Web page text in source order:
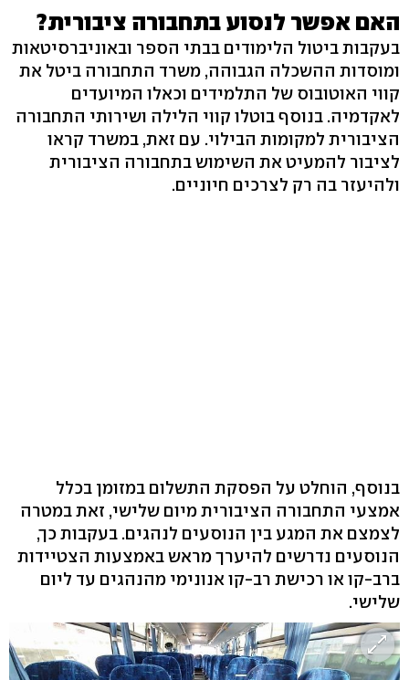
האם אפשר לנסוע בתחבורה ציבורית?
בעקבות ביטול הלימודים בבתי הספר ובאוניברסיטאות
ומוסדות ההשכלה הגבוהה, משרד התחבורה ביטל את
קווי האוטובוס של התלמידים וכאלו המיועדים
לאקדמיה. בנוסף בוטלו קווי הלילה ושירותי התחבורה
הציבורית למקומות הבילוי. עם זאת, במשרד קראו
לציבור להמעיט את השימוש בתחבורה הציבורית
ולהיעזר בה רק לצרכים חיוניים.
בנוסף, הוחלט על הפסקת התשלום במזומן בכלל
אמצעי התחבורה הציבורית מיום שלישי, זאת במטרה
לצמצם את המגע בין הנוסעים לנהגים. בעקבות כך,
הנוסעים נדרשים להיערך מראש באמצעות הצטיידות
ברב-קו או רכישת רב-קו אנונימי מהנהגים עד ליום
שלישי.